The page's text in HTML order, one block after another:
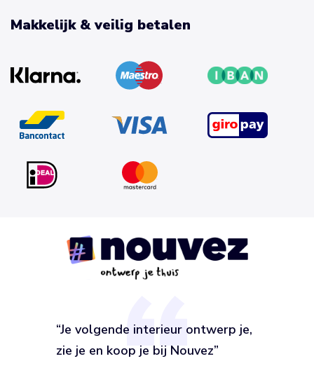
“Je volgende interieur ontwerp je,
zie je en koop je bij Nouvez”
Makkelijk & veilig betalen